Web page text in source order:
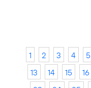
1 2 3 4 5
13
14 15 16